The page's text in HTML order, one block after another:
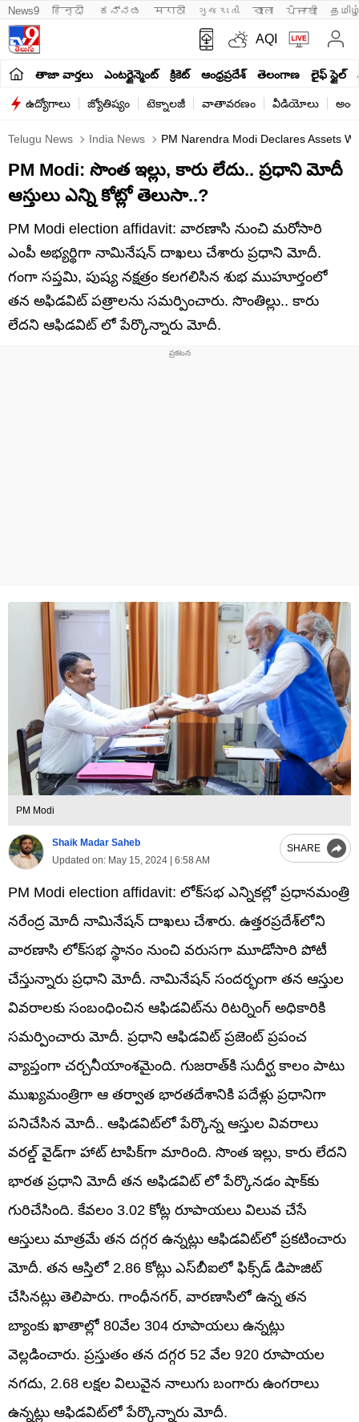
News9 हिन्दी ಕನ್ನಡ मराठी ગુજરાતી বাংলা ਪੰਜਾਬੀ
AQI
తాజా వార్తలు ఎంటర్టైన్మెంట్ క్రికెట్ ఆంధ్రప్రదేశ్ తెలంగాణ లైఫ్ స్టైల్
ఉద్యోగాలు జ్యోతిష్యం టెక్నాలజీ వాతావరణం వీడియోలు
Telugu News India News PM Narendra Modi Declares Assets
PM Modi: సొంత ఇల్లు, కారు లేదు.. ప్రధాని మోదీ
ఆస్తులు ఎన్ని కోట్లో తెలుసా..?
PM Modi election affidavit: వారణాసి నుంచి మరోసారి
ఎంపీ అభ్యర్థిగా నామినేషన్‌ దాఖలు చేశారు ప్రధాని మోదీ.
గంగా సప్తమి, పుష్య నక్షత్రం కలగలిసిన శుభ ముహూర్తంలో
తన అఫిడవిట్‌ పత్రాలను సమర్పించారు. సొంతిల్లు.. కారు
లేదని ఆఫిడవిట్ లో పేర్కొన్నారు మోదీ.
PM Modi
Shaik Madar Saheb
Updated on: May 15, 2024 | 6:58 AM
SHARE
PM Modi election affidavit: లోక్‌సభ ఎన్నికల్లో ప్రధానమంత్రి
నరేంద్ర మోదీ నామినేషన్ దాఖలు చేశారు. ఉత్తరప్రదేశ్‌లోని
వారణాసి లోక్‌సభ స్థానం నుంచి వరుసగా మూడోసారి పోటీ
చేస్తున్నారు ప్రధాని మోదీ. నామినేషన్‌ సందర్భంగా తన ఆస్తుల
వివరాలకు సంబంధించిన ఆఫిడవిట్‌ను రిటర్నింగ్ అధికారికి
సమర్పించారు మోదీ. ప్రధాని ఆఫిడవిట్ ప్రజెంట్ ప్రపంచ
వ్యాప్తంగా చర్చనీయాంశమైంది. గుజరాత్‌కి సుదీర్ఘ కాలం పాటు
ముఖ్యమంత్రిగా ఆ తర్వాత భారతదేశానికి పదేళ్లు ప్రధానిగా
పనిచేసిన మోదీ.. ఆఫిడవిట్‌లో పేర్కొన్న ఆస్తుల వివరాలు
వరల్డ్ వైడ్‌గా హాట్‌ టాపిక్‌గా మారింది. సొంత ఇల్లు, కారు లేదని
భారత ప్రధాని మోదీ తన అఫిడవిట్‌ లో పేర్కొనడం షాక్‌కు
గురిచేసింది. కేవలం 3.02 కోట్ల రూపాయలు విలువ చేసే
ఆస్తులు మాత్రమే తన దగ్గర ఉన్నట్లు ఆఫిడవిట్‌లో ప్రకటించారు
మోదీ. తన ఆస్తిలో 2.86 కోట్లు ఎస్‌బీఐలో ఫిక్స్‌డ్‌ డిపాజిట్‌
చేసినట్లు తెలిపారు. గాంధీనగర్‌, వారణాసిలో ఉన్న తన
బ్యాంకు ఖాతాల్లో 80వేల 304 రూపాయలు ఉన్నట్లు
వెల్లడించారు. ప్రస్తుతం తన దగ్గర 52 వేల 920 రూపాయల
నగదు, 2.68 లక్షల విలువైన నాలుగు బంగారు ఉంగరాలు
ఉన్నట్లు ఆఫిడవిట్‌లో పేర్కొన్నారు మోదీ.